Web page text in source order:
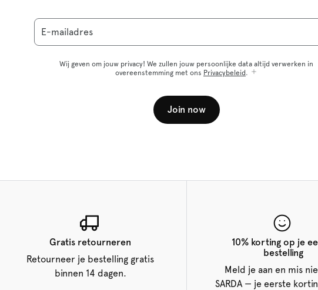
E-mailadres
Wij geven om jouw privacy! We zullen jouw persoonlijke data altijd verwerken in
overeenstemming met ons Privacybeleid .
Join now
Gratis retourneren
Retourneer je bestelling gratis
binnen 14 dagen.
10% korting op je
bestelling
Meld je aan en mis
SARDA — je eerste